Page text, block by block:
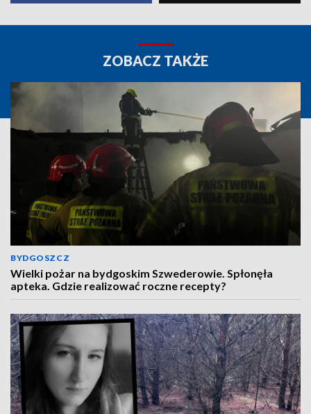
ZOBACZ TAKŻE
BYDGOSZCZ
Wielki pożar na bydgoskim Szwederowie. Spłonęła
apteka. Gdzie realizować roczne recepty?